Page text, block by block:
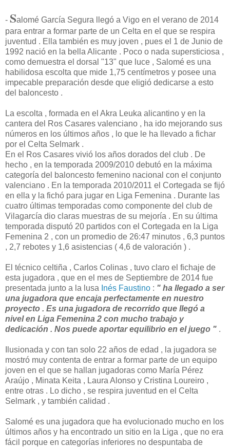
- Salomé García Segura llegó a Vigo en el verano de 2014
para entrar a formar parte de un Celta en el que se respira
juventud . Ella también es muy joven , pues el 1 de Junio de
1992 nació en la bella Alicante . Poco o nada supersticiosa ,
como demuestra el dorsal "13" que luce , Salomé es una
habilidosa escolta que mide 1,75 centímetros y posee una
impecable preparación desde que eligió dedicarse a esto
del baloncesto .
La escolta , formada en el Akra Leuka alicantino y en la
cantera del Ros Casares valenciano , ha ido mejorando sus
números en los últimos años , lo que le ha llevado a fichar
por el Celta Selmark .
En el Ros Casares vivió los años dorados del club . De
hecho , en la temporada 2009/2010 debutó en la máxima
categoría del baloncesto femenino nacional con el conjunto
valenciano . En la temporada 2010/2011 el Cortegada se fijó
en ella y la fichó para jugar en Liga Femenina . Durante las
cuatro últimas temporadas como componente del club de
Vilagarcía dio claras muestras de su mejoría . En su última
temporada disputó 20 partidos con el Cortegada en la Liga
Femenina 2 , con un promedio de 26:47 minutos , 6,3 puntos
, 2,7 rebotes y 1,6 asistencias ( 4,6 de valoración ) .
El técnico celtiña , Carlos Colinas , tuvo claro el fichaje de
esta jugadora , que en el mes de Septiembre de 2014 fue
presentada junto a la lusa Inés Faustino : " ha llegado a ser
una jugadora que encaja perfectamente en nuestro
proyecto . Es una jugadora de recorrido que llegó a
nivel en Liga Femenina 2 con mucho trabajo y
dedicación . Nos puede aportar equilibrio en el juego " .
Ilusionada y con tan solo 22 años de edad , la jugadora se
mostró muy contenta de entrar a formar parte de un equipo
joven en el que se hallan jugadoras como María Pérez
Araújo , Minata Keita , Laura Alonso y Cristina Loureiro ,
entre otras . Lo dicho , se respira juventud en el Celta
Selmark , y también calidad .
Salomé es una jugadora que ha evolucionado mucho en los
últimos años y ha encontrado un sitio en la Liga , que no era
fácil porque en categorías inferiores no despuntaba de